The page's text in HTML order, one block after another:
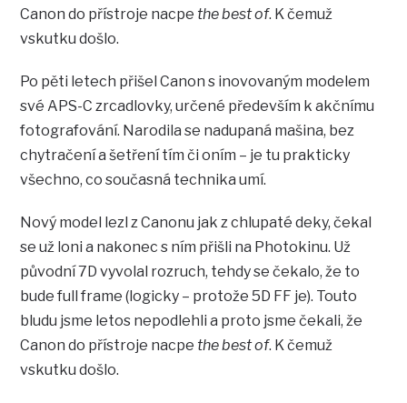
Canon do přístroje nacpe the best of. K čemuž
vskutku došlo.
Po pěti letech přišel Canon s inovovaným modelem
své APS-C zrcadlovky, určené především k akčnímu
fotografování. Narodila se nadupaná mašina, bez
chytračení a šetření tím či oním – je tu prakticky
všechno, co současná technika umí.
Nový model lezl z Canonu jak z chlupaté deky, čekal
se už loni a nakonec s ním přišli na Photokinu. Už
původní 7D vyvolal rozruch, tehdy se čekalo, že to
bude full frame (logicky – protože 5D FF je). Touto
bludu jsme letos nepodlehli a proto jsme čekali, že
Canon do přístroje nacpe the best of. K čemuž
vskutku došlo.